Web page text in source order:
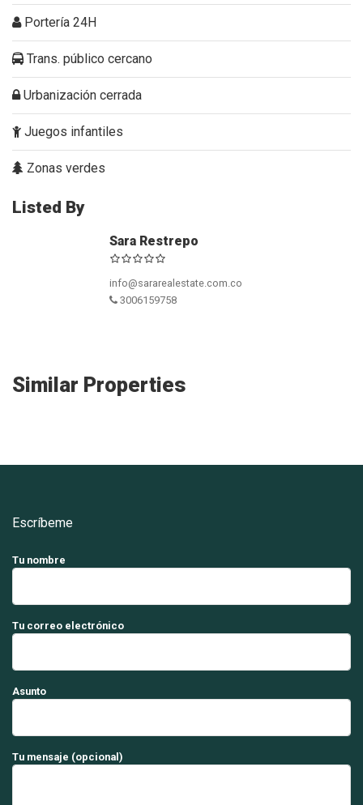
Portería 24H
Trans. público cercano
Urbanización cerrada
Juegos infantiles
Zonas verdes
Listed By
Sara Restrepo
info@sararealestate.com.co
3006159758
Similar Properties
Escríbeme
Tu nombre
Tu correo electrónico
Asunto
Tu mensaje (opcional)